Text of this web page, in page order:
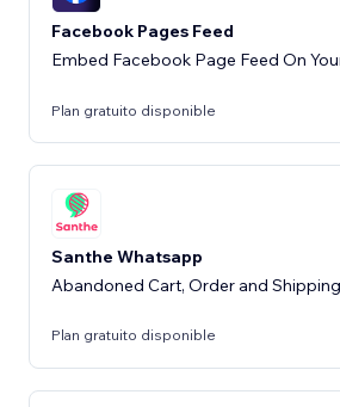
Facebook Pages Feed
Embed Facebook Page Feed On
Plan gratuito disponible
Santhe Whatsapp
Abandoned Cart, Order and
Plan gratuito disponible